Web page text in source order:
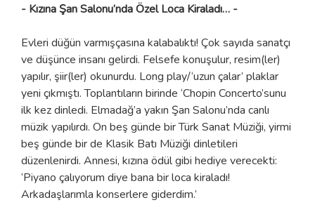
- Kızına Şan Salonu’nda Özel Loca Kiraladı… -
Evleri düğün varmışçasına kalabalıktı! Çok sayıda sanatçı
ve düşünce insanı gelirdi. Felsefe konuşulur, resim(ler)
yapılır, şiir(ler) okunurdu. Long play/‘uzun çalar’ plaklar
yeni çıkmıştı. Toplantıların birinde ‘Chopin Concerto’sunu
ilk kez dinledi. Elmadağ’a yakın Şan Salonu’nda canlı
müzik yapılırdı. On beş günde bir Türk Sanat Müziği, yirmi
beş günde bir de Klasik Batı Müziği dinletileri
düzenlenirdi. Annesi, kızına ödül gibi hediye verecekti:
‘Piyano çalıyorum diye bana bir loca kiraladı!
Arkadaşlarımla konserlere giderdim.’